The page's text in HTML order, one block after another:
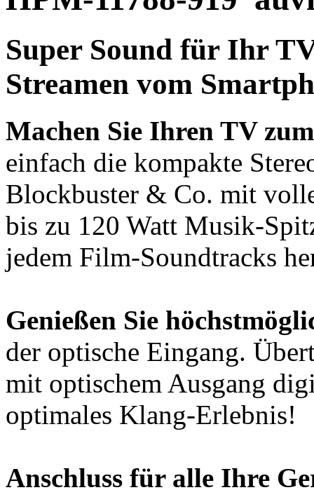
Super Sound für Ihr
Streamen vom
Machen Sie Ihren TV
einfach die kompakte
Blockbuster & Co. mit
bis zu 120 Watt Musik-
jedem Film-Soundtracks
Genießen Sie
der optische Eingang.
mit optischem Ausgang
optimales Klang-Erlebnis!
Anschluss für alle Ihre